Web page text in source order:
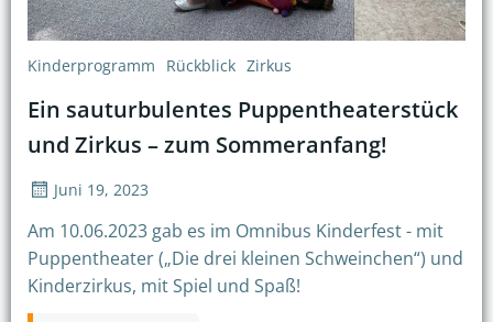
Kinderprogramm Rückblick Zirkus
Ein sauturbulentes Puppentheaterstück
und Zirkus – zum Sommeranfang!
Juni 19, 2023
Am 10.06.2023 gab es im Omnibus Kinderfest - mit
Puppentheater („Die drei kleinen Schweinchen“) und
Kinderzirkus, mit Spiel und Spaß!